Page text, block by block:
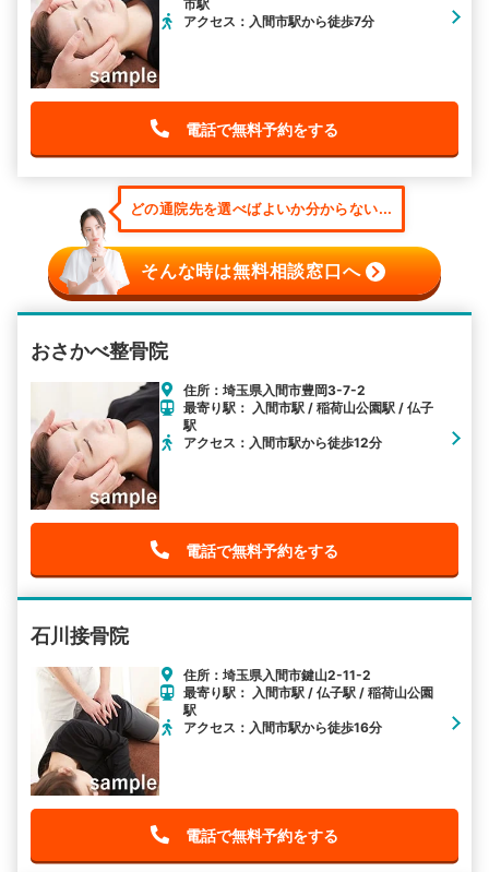
市駅
アクセス：入間市駅から徒歩7分
電話で無料予約をする
どの通院先を選べばよいか分からない...
そんな時は無料相談窓口へ
おさかべ整骨院
住所：埼玉県入間市豊岡3-7-2
最寄り駅： 入間市駅 / 稲荷山公園駅 / 仏子
駅
アクセス：入間市駅から徒歩12分
電話で無料予約をする
石川接骨院
住所：埼玉県入間市鍵山2-11-2
最寄り駅： 入間市駅 / 仏子駅 / 稲荷山公園
駅
アクセス：入間市駅から徒歩16分
電話で無料予約をする